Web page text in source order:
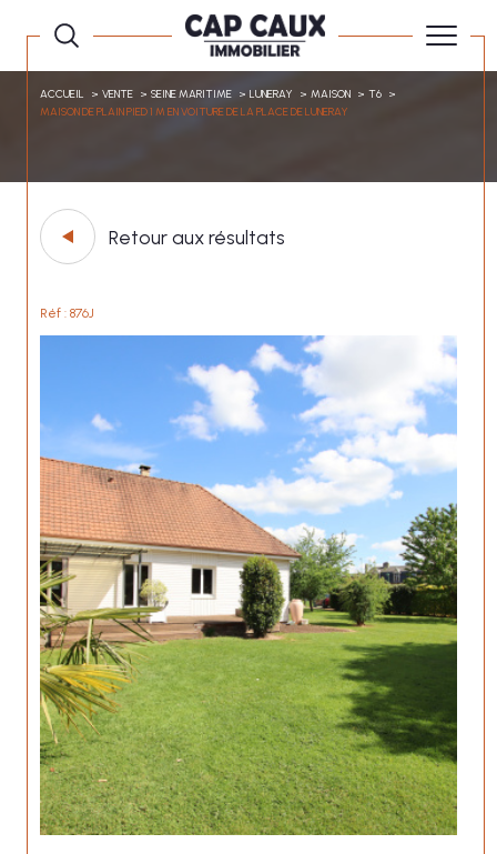
ACCUEIL VENTE SEINE MARITIME LUNERAY MAISON
T6
MAISON DE PLAIN PIED 1 M EN VOITURE DE LA PLACE DE LUNERAY
Retour aux résultats
Réf : 876J